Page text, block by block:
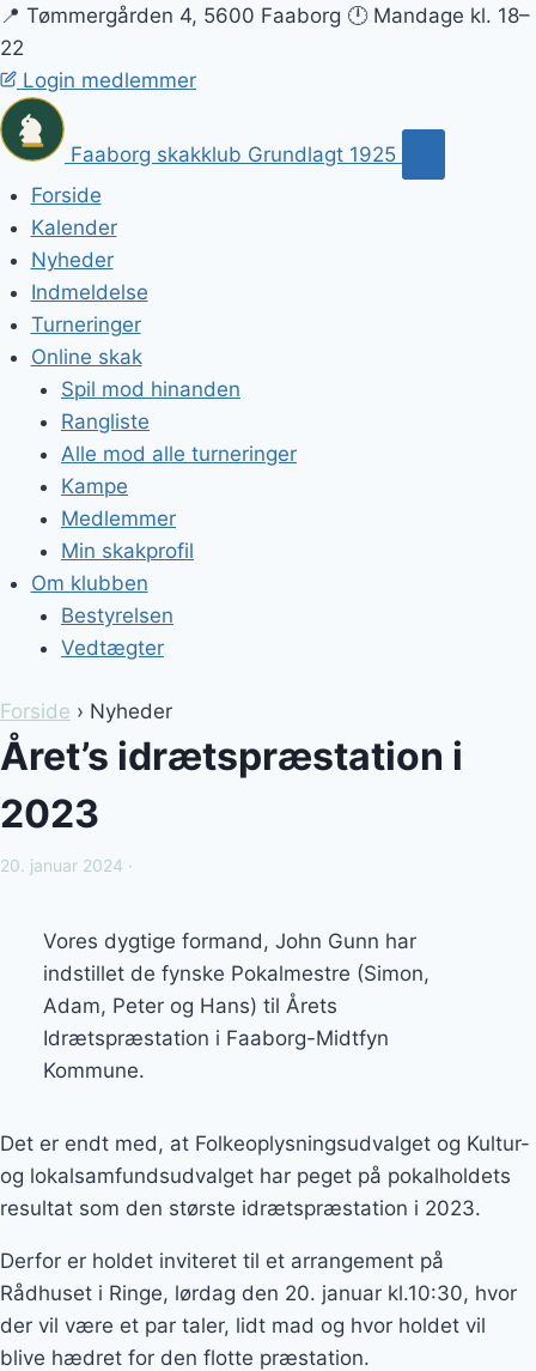
📍 Tømmergården 4, 5600 Faaborg 🕛 Mandage kl. 18–
22
Login medlemmer
Faaborg skakklub Grundlagt 1925
Forside
Kalender
Nyheder
Indmeldelse
Turneringer
Online skak
Spil mod hinanden
Rangliste
Alle mod alle turneringer
Kampe
Medlemmer
Min skakprofil
Om klubben
Bestyrelsen
Vedtægter
Forside › Nyheder
Året’s idrætspræstation i
2023
20. januar 2024 ·
Vores dygtige formand, John Gunn har
indstillet de fynske Pokalmestre (Simon,
Adam, Peter og Hans) til Årets
Idrætspræstation i Faaborg-Midtfyn
Kommune.
Det er endt med, at Folkeoplysningsudvalget og Kultur-
og lokalsamfundsudvalget har peget på pokalholdets
resultat som den største idrætspræstation i 2023.
Derfor er holdet inviteret til et arrangement på
Rådhuset i Ringe, lørdag den 20. januar kl.10:30, hvor
der vil være et par taler, lidt mad og hvor holdet vil
blive hædret for den flotte præstation.